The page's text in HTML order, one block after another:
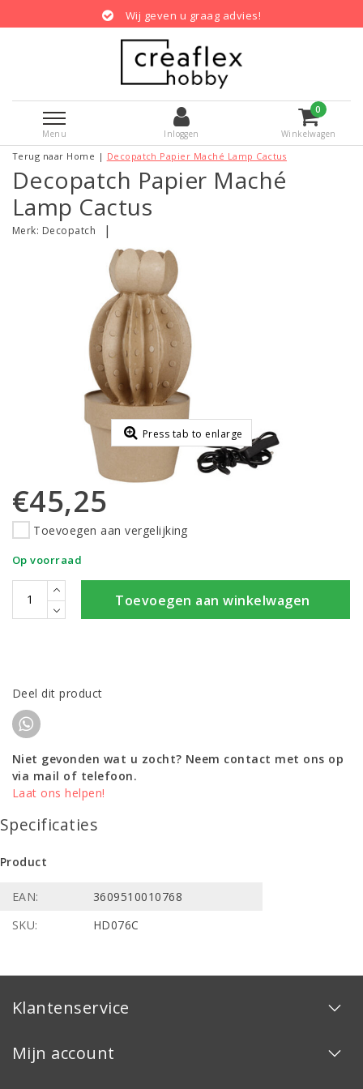
Wij geven u graag advies!
Menu Inloggen
0
Winkelwagen
Terug naar Home | Decopatch Papier Maché Lamp Cactus
Decopatch Papier Maché
Lamp Cactus
Merk: Decopatch |
Press tab to enlarge
€45,25
Toevoegen aan vergelijking
Op voorraad
Toevoegen aan winkelwagen
Deel dit product
Niet gevonden wat u zocht? Neem contact met ons op
via mail of telefoon.
Laat ons helpen!
Specificaties
Product
EAN:
3609510010768
SKU:
HD076C
Klantenservice
Mijn account